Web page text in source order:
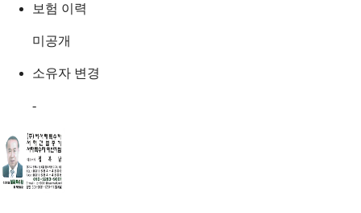
보험 이력
미공개
소유자 변경
-